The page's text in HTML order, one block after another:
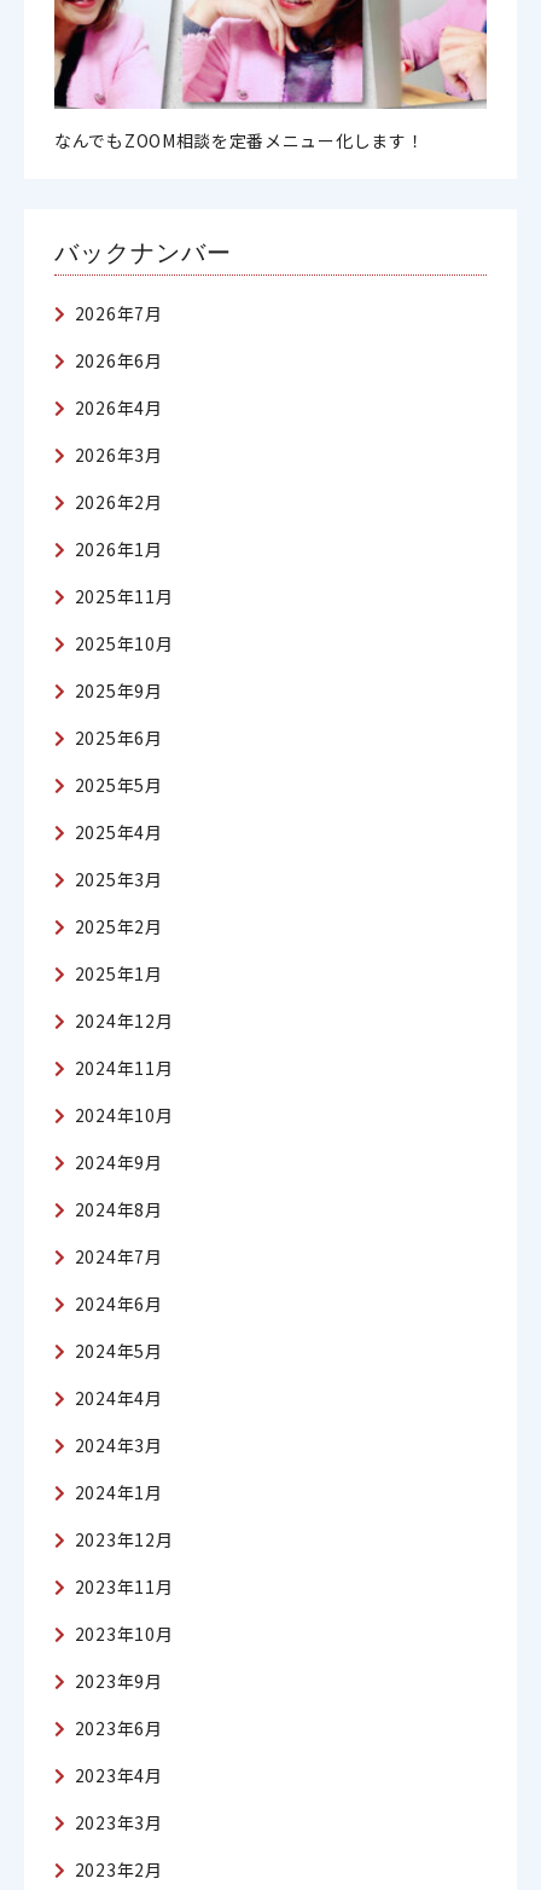
なんでもZOOM相談を定番メニュー化します！
バックナンバー
2026年7月
2026年6月
2026年4月
2026年3月
2026年2月
2026年1月
2025年11月
2025年10月
2025年9月
2025年6月
2025年5月
2025年4月
2025年3月
2025年2月
2025年1月
2024年12月
2024年11月
2024年10月
2024年9月
2024年8月
2024年7月
2024年6月
2024年5月
2024年4月
2024年3月
2024年1月
2023年12月
2023年11月
2023年10月
2023年9月
2023年6月
2023年4月
2023年3月
2023年2月